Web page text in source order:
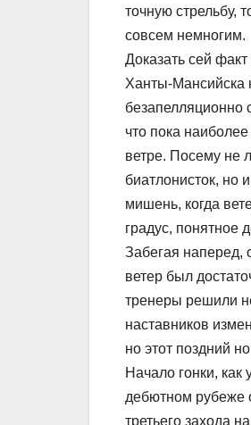
точную стрельбу,
совсем немногим.
Доказать сей
Ханты-Мансийска
безапелляционно
что пока
ветре. Посему не
биатлонисток, но
мишень, когда
градус, понятное
Забегая наперед,
ветер был
тренеры решили
наставников
но этот поздний
Начало гонки,
дебютном рубеже
третьего захода